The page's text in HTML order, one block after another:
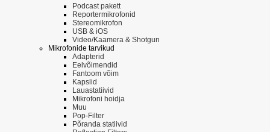
Podcast pakett
Reportermikrofonid
Stereomikrofon
USB & iOS
Video/Kaamera & Shotgun
Mikrofonide tarvikud
Adapterid
Eelvõimendid
Fantoom võim
Kapslid
Lauastatiivid
Mikrofoni hoidja
Muu
Pop-Filter
Põranda statiivid